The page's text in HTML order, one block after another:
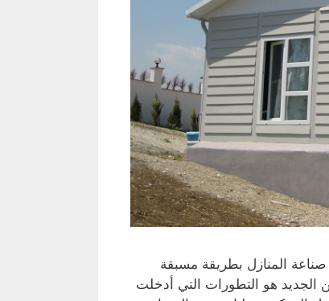
صناعة المنازل بطريقة مسبقة
هو التطورات التي أدخلت